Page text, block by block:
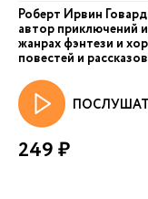
Роберт Ирвин Говард
автор приключений
жанрах фэнтези и
повестей и
249 ₽